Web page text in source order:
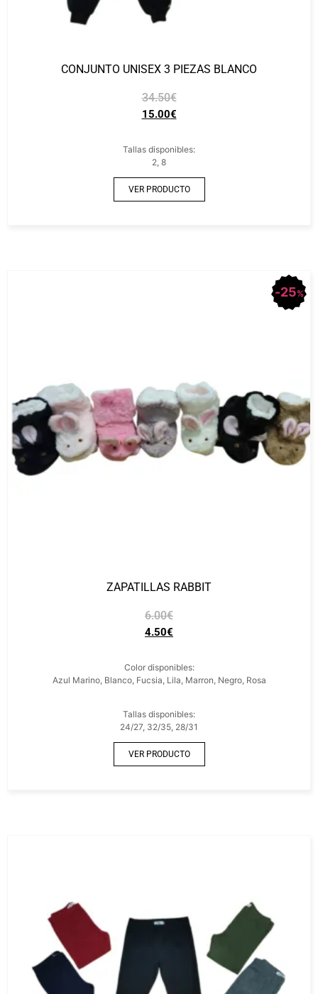
CONJUNTO UNISEX 3 PIEZAS BLANCO
34.50€
15.00€
Tallas disponibles:
2, 8
VER PRODUCTO
25%
ZAPATILLAS RABBIT
6.00€
4.50€
Color disponibles:
Azul Marino, Blanco, Fucsia, Lila, Marron, Negro, Rosa
Tallas disponibles:
24/27, 32/35, 28/31
VER PRODUCTO